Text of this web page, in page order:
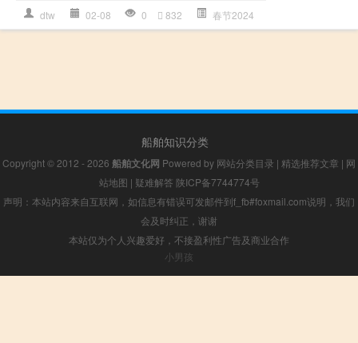
dtw 02-08 0 832 春节2024
船舶知识分类
Copyright © 2012 - 2026 船舶文化网 Powered by 网站分类目录 | 精选推荐文章 | 网
站地图 | 疑难解答 陕ICP备7744774号
声明：本站内容来自互联网，如信息有错误可发邮件到f_fb#foxmail.com说明，我们
会及时纠正，谢谢
本站仅为个人兴趣爱好，不接盈利性广告及商业合作
小男孩